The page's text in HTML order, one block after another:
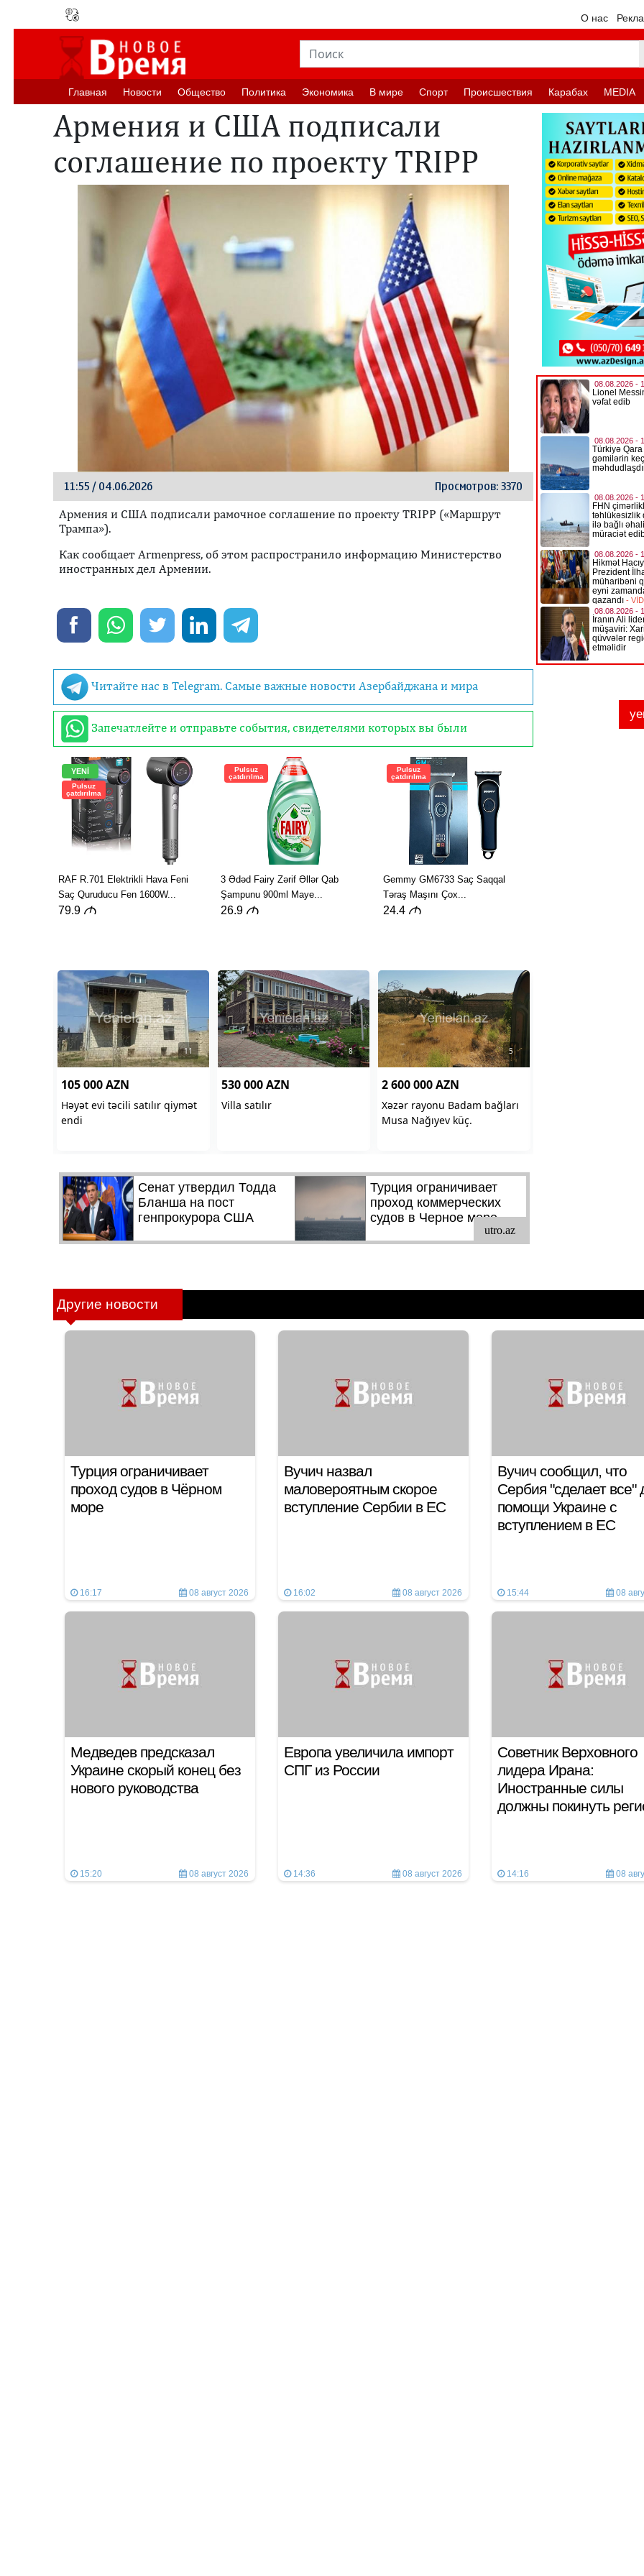
О нас
Главная Новости Oбщество Политика Экономика В мире Спорт Происшествия Карабах MEDIA
Армения и США подписали
соглашение по проекту TRIPP
11:55 / 04.06.2026 Просмотров: 3370
Армения и США подписали рамочное соглашение по проекту TRIPP («Маршрут
Трампа»).
Как сообщает Armenpress, об этом распространило информацию Министерство
иностранных дел Армении.
Читайте нас в Telegram. Самые важные новости Азербайджана и мира
Запечатлейте и отправьте события, свидетелями которых вы были
Другие новости
Турция ограничивает
проход судов в Чёрном
море
16:17 08 август 2026
Вучич назвал
маловероятным скорое
вступление Сербии в ЕС
16:02 08 август 2026
Вучич сообщил, что
Сербия "сделает все"
помощи Украине с
вступлением в ЕС
15:44 08
Медведев предсказал
Украине скорый конец без
нового руководства
15:20 08 август 2026
Европа увеличила импорт
СПГ из России
14:36 08 август 2026
Советник Верховного
лидера Ирана:
Иностранные силы
должны покинуть
14:16 08